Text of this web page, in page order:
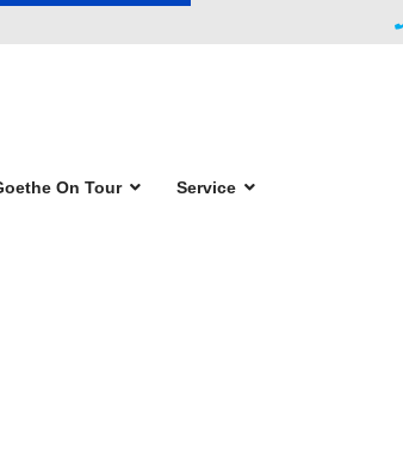
On Tour Service